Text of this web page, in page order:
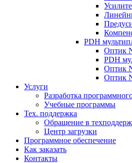
PDH
Оптик
PDH
Оптик
Оптик
Услуги
Разработка
Учебные программы
Тех. поддержка
Обращение в
Центр загрузки
Программное обеспечение
Как заказать
Контакты